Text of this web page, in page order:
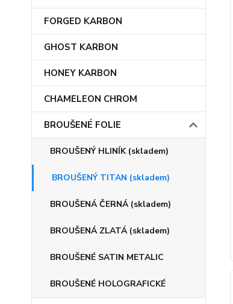
FORGED KARBON
GHOST KARBON
HONEY KARBON
CHAMELEON CHROM
BROUŠENÉ FOLIE
BROUŠENÝ HLINÍK (skladem)
BROUŠENÝ TITAN (skladem)
BROUŠENÁ ČERNÁ (skladem)
BROUŠENÁ ZLATÁ (skladem)
BROUŠENÉ SATIN METALIC
BROUŠENÉ HOLOGRAFICKÉ